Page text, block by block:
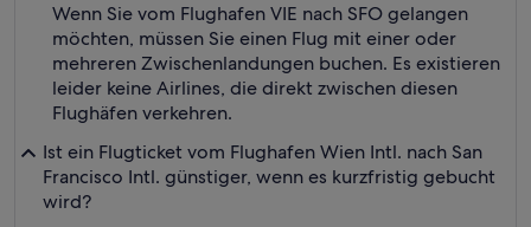
Wenn Sie vom Flughafen VIE nach SFO gelangen
möchten, müssen Sie einen Flug mit einer oder
mehreren Zwischenlandungen buchen. Es existieren
leider keine Airlines, die direkt zwischen diesen
Flughäfen verkehren.
Ist ein Flugticket vom Flughafen Wien Intl. nach San
Francisco Intl. günstiger, wenn es kurzfristig gebucht
wird?